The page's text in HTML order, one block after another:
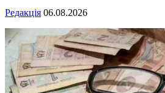
Редакція 06.08.2026